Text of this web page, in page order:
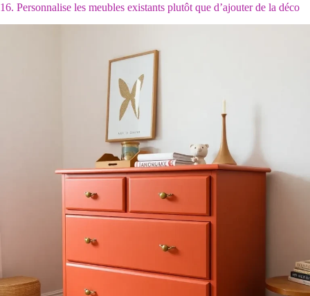
16. Personnalise les meubles existants plutôt que d’ajouter de la déco